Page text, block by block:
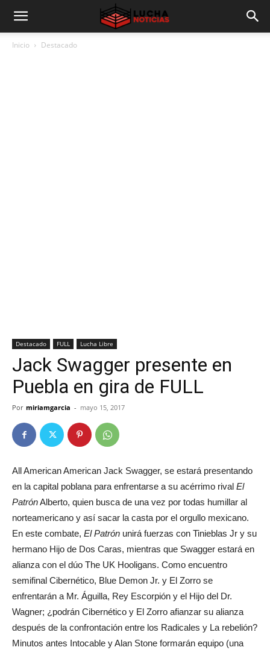
Inicio Destacado
Destacado FULL Lucha Libre
Jack Swagger presente en
Puebla en gira de FULL
Por miriamgarcia - mayo 15, 2017
All American American Jack Swagger, se estará presentando
en la capital poblana para enfrentarse a su acérrimo rival El
PatrónAlberto, quien busca de una vez por todas humillar al
norteamericano y así sacar la casta por el orgullo mexicano.
En este combate, El Patrón unirá fuerzas con Tinieblas Jr y su
hermano Hijo de Dos Caras, mientras que Swagger estará en
alianza con el dúo The UK Hooligans. Como encuentro
semifinal Cibernético, Blue Demon Jr. y El Zorro se
enfrentarán a Mr. Águilla, Rey Escorpión y el Hijo del Dr.
Wagner; ¿podrán Cibernético y El Zorro afianzar su alianza
después de la confrontación entre los Radicales y La rebelión?
Minutos antes Intocable y Alan Stone formarán equipo (una